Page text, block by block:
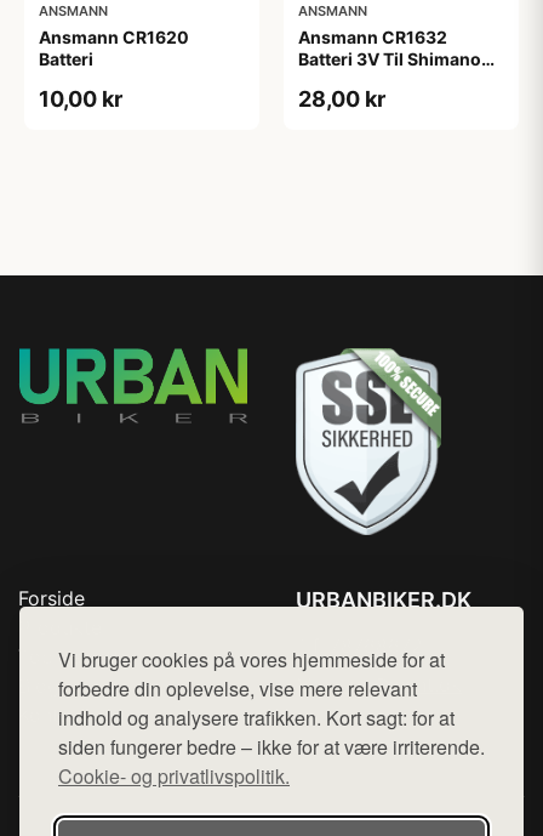
Vi bruger cookies på vores hjemmeside for at
forbedre din oplevelse, vise mere relevant
indhold og analysere trafikken. Kort sagt: for at
siden fungerer bedre – ikke for at være irriterende.
Cookie- og privatlivspolitik.
ANSMANN
Ansmann CR1620
Batteri
10,00 kr
ANSMANN
Ansmann CR1632
Batteri 3V Til Shimano
28,00 kr
Forside
Top Rabatter
Blog
Kontakt
URBANBIKER.DK
Mail: hej@want.dk
Cookie- og privatlivspolitik